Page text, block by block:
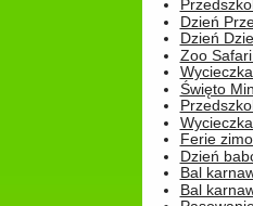
Dzień
Dzień
Zoo
Święto
Ferie
Dzień
Bal
Bal